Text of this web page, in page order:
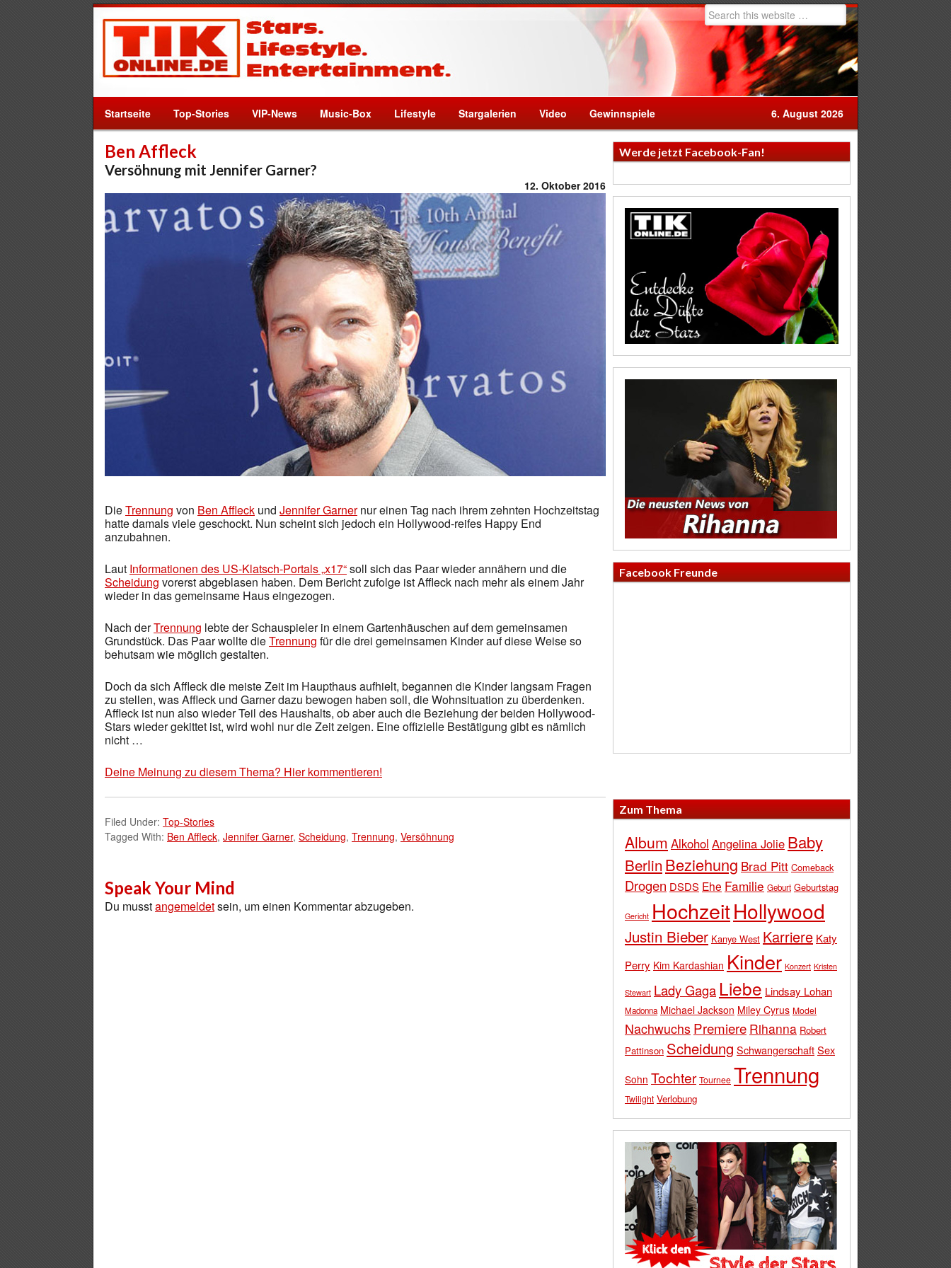
Startseite Top-Stories VIP-News Music-Box Lifestyle Stargalerien Video Gewinnspiele 6. August 2026
Ben Affleck
Versöhnung mit Jennifer Garner?
12. Oktober 2016
DieTrennung von Ben Affleck und Jennifer Garnernur einen Tag nach ihrem zehnten Hochzeitstag
hatte damals viele geschockt. Nun scheint sich jedoch ein Hollywood-reifes Happy End
anzubahnen.
Laut Informationen des US-Klatsch-Portals „x17“soll sich das Paar wieder annähern und die
Scheidung vorerst abgeblasen haben. Dem Bericht zufolge ist Affleck nach mehr als einem Jahr
wieder in das gemeinsame Haus eingezogen.
Nach derTrennung lebte der Schauspieler in einem Gartenhäuschen auf dem gemeinsamen
Grundstück. Das Paar wollte dieTrennung für die drei gemeinsamen Kinder auf diese Weise so
behutsam wie möglich gestalten.
Doch da sich Affleck die meiste Zeit im Haupthaus aufhielt, begannen die Kinder langsam Fragen
zu stellen, was Affleck und Garner dazu bewogen haben soll, die Wohnsituation zu überdenken.
Affleck ist nun also wieder Teil des Haushalts, ob aber auch die Beziehung der beiden Hollywood-
Stars wieder gekittet ist, wird wohl nur die Zeit zeigen. Eine offizielle Bestätigung gibt es nämlich
nicht …
Deine Meinung zu diesem Thema? Hier kommentieren!
Filed Under: Top-Stories
Tagged With: Ben Affleck, Jennifer Garner, Scheidung, Trennung, Versöhnung
Speak Your Mind
Du musstangemeldetsein, um einen Kommentar abzugeben.
Werde jetzt Facebook-Fan!
Facebook Freunde
Zum Thema
Album Alkohol Angelina Jolie Baby
Berlin Beziehung Brad Pitt Comeback
Drogen DSDS Ehe Familie Geburt Geburtstag
Gericht HochzeitHollywood
Justin Bieber Kanye West Karriere Katy
Perry Kim Kardashian Kinder Konzert Kristen
Stewart Lady Gaga Liebe Lindsay Lohan
Madonna Michael Jackson Miley Cyrus Model
Nachwuchs Premiere Rihanna Robert
Pattinson Scheidung SchwangerschaftSex
Sohn Tochter Tournee Trennung
Twilight Verlobung